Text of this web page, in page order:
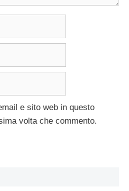
e sito web in questo
volta che commento.